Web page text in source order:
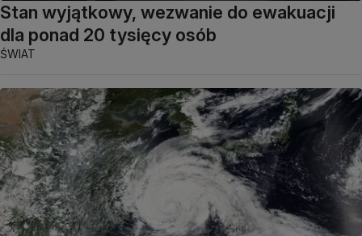
Stan wyjątkowy, wezwanie do ewakuacji
dla ponad 20 tysięcy osób
ŚWIAT